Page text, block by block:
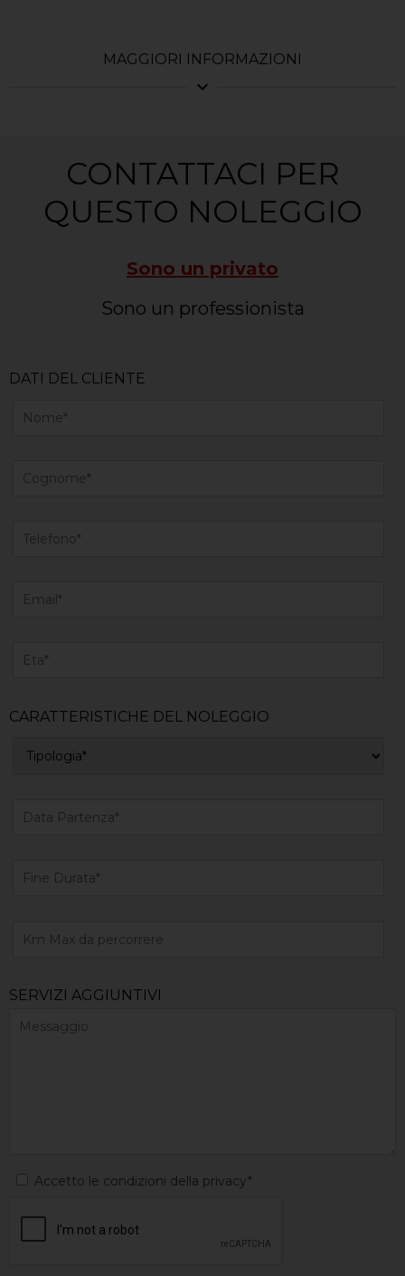
MAGGIORI INFORMAZIONI
expand_more
CONTATTACI PER
QUESTO NOLEGGIO
Sono un privato
Sono un professionista
DATI DEL CLIENTE
CARATTERISTICHE DEL NOLEGGIO
SERVIZI AGGIUNTIVI
Accetto le condizioni della privacy*